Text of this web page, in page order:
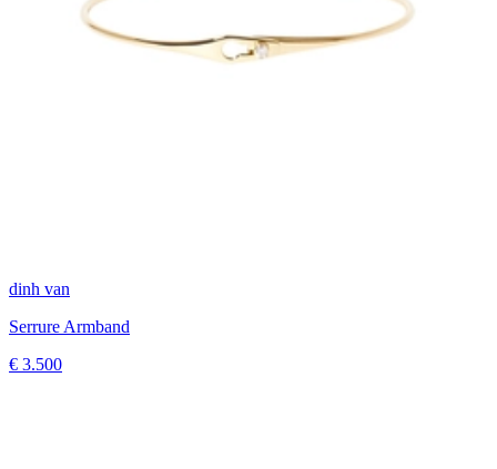
dinh van
Serrure Armband
€ 3.500